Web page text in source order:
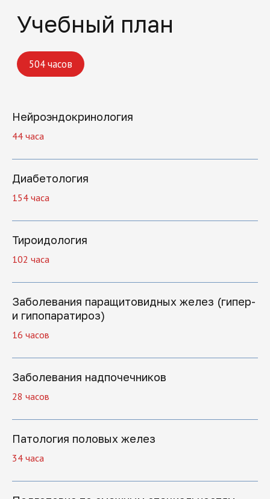
Нейроэндокринология
44 часа
Диабетология
154 часа
Тироидология
102 часа
Заболевания паращитовидных желез (гипер-
и гипопаратироз)
16 часов
Заболевания надпочечников
28 часов
Патология половых желез
34 часа